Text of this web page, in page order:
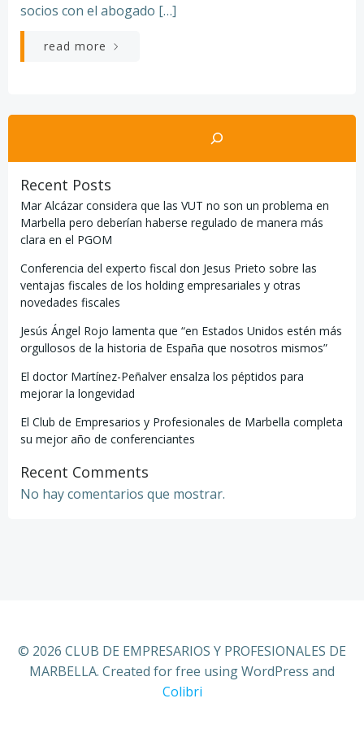
socios con el abogado […]
read more
Buscar
Recent Posts
Mar Alcázar considera que las VUT no son un problema en
Marbella pero deberían haberse regulado de manera más
clara en el PGOM
Conferencia del experto fiscal don Jesus Prieto sobre las
ventajas fiscales de los holding empresariales y otras
novedades fiscales
Jesús Ángel Rojo lamenta que “en Estados Unidos estén más
orgullosos de la historia de España que nosotros mismos”
El doctor Martínez-Peñalver ensalza los péptidos para
mejorar la longevidad
El Club de Empresarios y Profesionales de Marbella completa
su mejor año de conferenciantes
Recent Comments
No hay comentarios que mostrar.
© 2026 CLUB DE EMPRESARIOS Y PROFESIONALES DE
MARBELLA. Created for free using WordPress and
Colibri